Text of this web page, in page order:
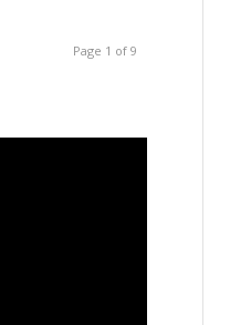
Page 1 of 9